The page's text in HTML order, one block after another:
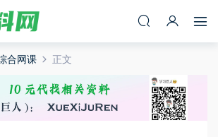
合网课 正文